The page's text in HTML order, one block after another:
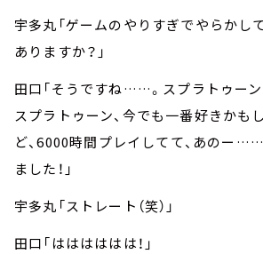
宇多丸「ゲームのやりすぎでやらかし
ありますか？」
田口「そうですね……。スプラトゥーン
スプラトゥーン、今でも一番好きかも
ど、6000時間プレイしてて、あのー
ました！」
宇多丸「ストレート（笑）」
田口「はははははは！」